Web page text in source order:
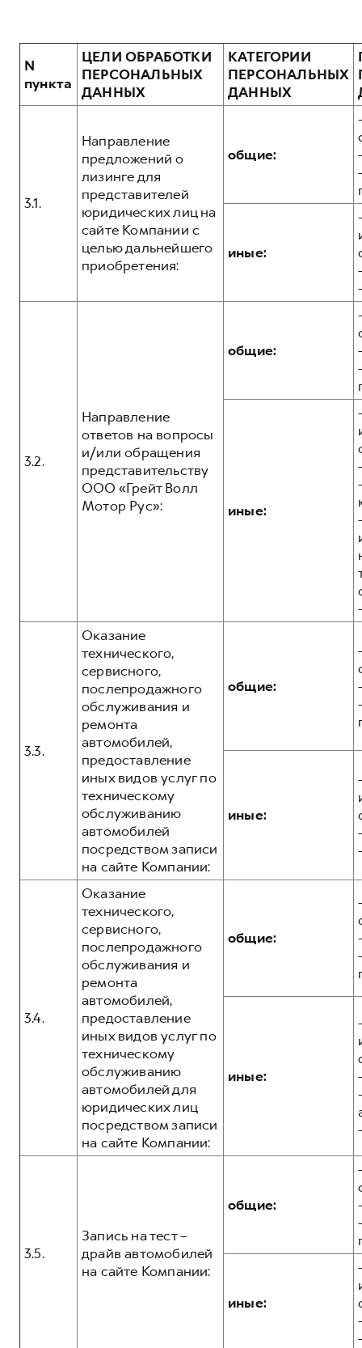
N
пункта
ЦЕЛИ ОБРАБОТКИ
ПЕРСОНАЛЬНЫХ
ДАННЫХ
КАТЕГОРИИ
ПЕРСОНАЛЬНЫХ
ДАННЫХ
3.1.
Направление
предложений о
лизинге для
представителей
юридических лиц на
сайте Компании с
целью дальнейшего
приобретения:
общие:
иные:
3.2.
Направление
ответов на вопросы
и/или обращения
представительству
ООО «Грейт Волл
Мотор Рус»:
общие:
иные:
3.3.
Оказание
технического,
сервисного,
послепродажного
обслуживания и
ремонта
автомобилей,
предоставление
иных видов услуг по
техническому
обслуживанию
автомобилей
посредством записи
на сайте Компании:
общие:
иные:
3.4.
Оказание
технического,
сервисного,
послепродажного
обслуживания и
ремонта
автомобилей,
предоставление
иных видов услуг по
техническому
обслуживанию
автомобилей для
юридических лиц
посредством записи
на сайте Компании:
общие:
иные:
3.5.
Запись на тест –
драйв автомобилей
на сайте Компании:
общие:
иные: